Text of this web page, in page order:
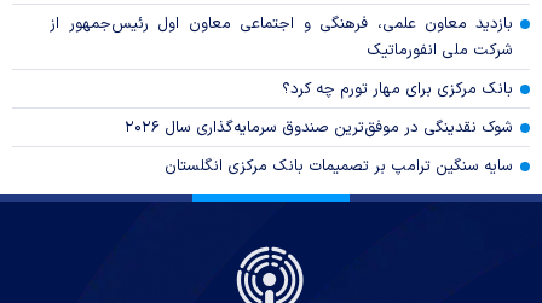
بازدید معاون علمی، فرهنگی و اجتماعی معاون اول رئیس‌جمهور از
شرکت ملی انفورماتیک
بانک مرکزی برای مهار تورم چه کرد؟
شوک نقدینگی در موفق‌ترین صندوق سرمایه‌گذاری سال ۲۰۲۶
سایه سنگین ترامپ بر تصمیمات بانک مرکزی انگلستان